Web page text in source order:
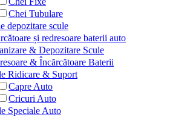
Chei Tubulare
depozitare scule
și redresoare baterii auto
& Depozitare Scule
& Încărcătoare Baterii
Ridicare & Suport
Capre Auto
Cricuri Auto
Speciale Auto